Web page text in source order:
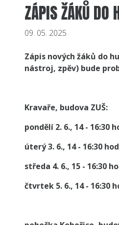
ZÁPIS ŽÁKŮ DO
09. 05. 2025
Zápis nových žáků do
nástroj, zpěv) bude
Kravaře, budova ZUŠ:
pondělí 2. 6., 14 - 16:30
úterý 3. 6., 14 - 16:30 hod
středa 4. 6., 15 - 16:30
čtvrtek 5. 6., 14 - 16:30